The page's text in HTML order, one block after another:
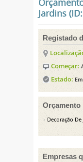
Jardins
Registado
Começar:
Estado:
Orçamento
Decoração De
Empresas